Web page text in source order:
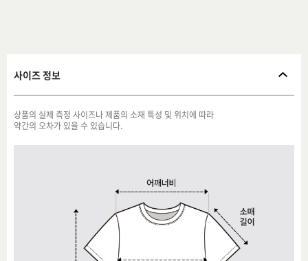
사이즈 정보
상품의 실제 측정 사이즈나 제품의 소재 특성 및 위치에 따라
약간의 오차가 있을 수 있습니다.